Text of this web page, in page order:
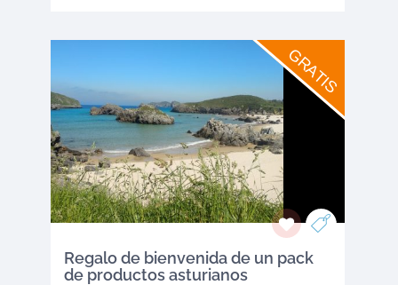
GRATIS
Regalo de bienvenida de un pack
de productos asturianos